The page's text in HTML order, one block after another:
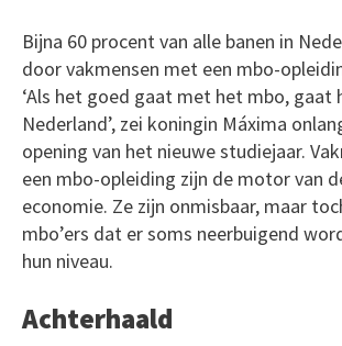
Bijna 60 procent van alle banen in
door vakmensen met een mbo-
‘Als het goed gaat met het mbo,
Nederland’, zei koningin Máxima
opening van het nieuwe studiejaar.
een mbo-opleiding zijn de motor van
economie. Ze zijn onmisbaar, maar
mbo’ers dat er soms neerbuigend
hun niveau.
Achterhaald